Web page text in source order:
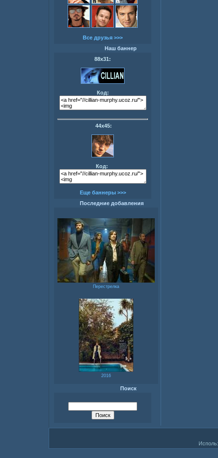
Все друзья >>>
Наш баннер
88х31:
Код:
44х45:
Код:
Еще баннеры >>>
Последние добавления
Перестрелка
2016
Поиск